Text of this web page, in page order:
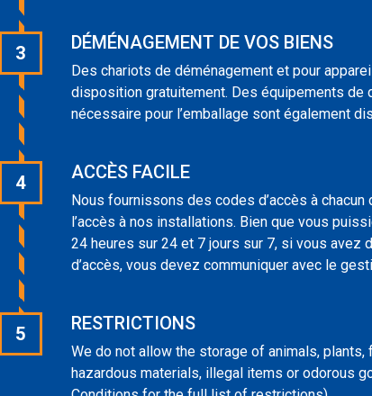
3 DÉMÉNAGEMENT DE VOS BIENS
Des chariots de déménagement et pour
disposition gratuitement. Des équipements de
nécessaire pour l’emballage sont également
4 ACCÈS FACILE
Nous fournissons des codes d’accès à
l’accès à nos installations. Bien que vous
24 heures sur 24 et 7 jours sur 7, si vous avez
d’accès, vous devez communiquer avec le
5 RESTRICTIONS
We do not allow the storage of animals, plants,
hazardous materials, illegal items or odorous